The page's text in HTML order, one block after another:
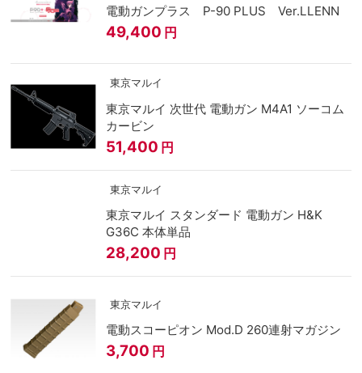
電動ガンプラス P-90 PLUS Ver.LLENN
49,400 円
東京マルイ
東京マルイ 次世代 電動ガン M4A1 ソーコム
カービン
51,400 円
東京マルイ
東京マルイ スタンダード 電動ガン H&K
G36C 本体単品
28,200 円
東京マルイ
電動スコーピオン Mod.D 260連射マガジン
3,700 円